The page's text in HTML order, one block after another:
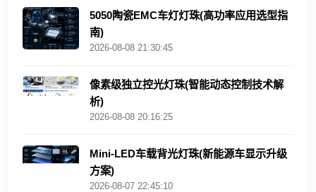
5050陶瓷EMC车灯灯珠(高功率应用选型指
南)
2026-08-08 21:30:45
像素级独立控光灯珠(智能动态控制技术解
析)
2026-08-08 20:16:25
Mini‑LED车载背光灯珠(新能源车显示升级
方案)
2026-08-07 22:45:10